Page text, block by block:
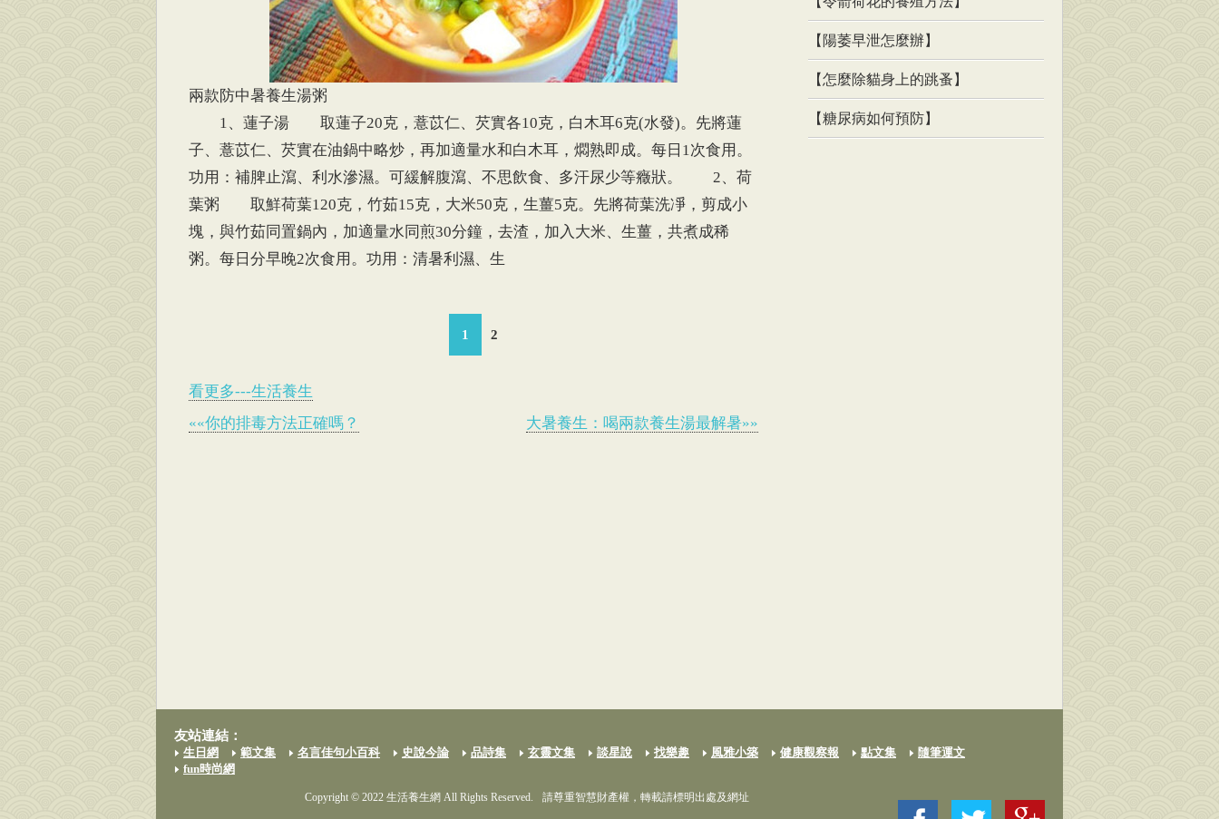
兩款防中暑養生湯粥
1、蓮子湯 取蓮子20克，薏苡仁、芡實各10克，白木耳6克(水發)。先將蓮
子、薏苡仁、芡實在油鍋中略炒，再加適量水和白木耳，燜熟即成。每日1次食用。
功用：補脾止瀉、利水滲濕。可緩解腹瀉、不思飲食、多汗尿少等癥狀。 2、荷
葉粥 取鮮荷葉120克，竹茹15克，大米50克，生薑5克。先將荷葉洗凈，剪成小
塊，與竹茹同置鍋內，加適量水同煎30分鐘，去渣，加入大米、生薑，共煮成稀
粥。每日分早晚2次食用。功用：清暑利濕、生
1 2
看更多---生活養生
««你的排毒方法正確嗎？
大暑養生：喝兩款養生湯最解暑»»
【陽萎早泄怎麼辦】
【怎麼除貓身上的跳蚤】
【糖尿病如何預防】
友站連結：
生日網 範文集 名言佳句小百科 史說今論 品詩集 玄靈文集 談星說 找樂趣 風雅小築 健康觀察報 點文集
隨筆運文
fun時尚網
Copyright © 2022 生活養生網 All Rights Reserved. 請尊重智慧財產權，轉載請標明出處及網址